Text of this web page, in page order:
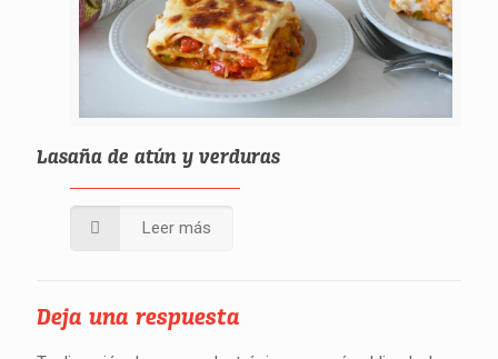
Lasaña de atún y verduras
Leer más
Deja una respuesta